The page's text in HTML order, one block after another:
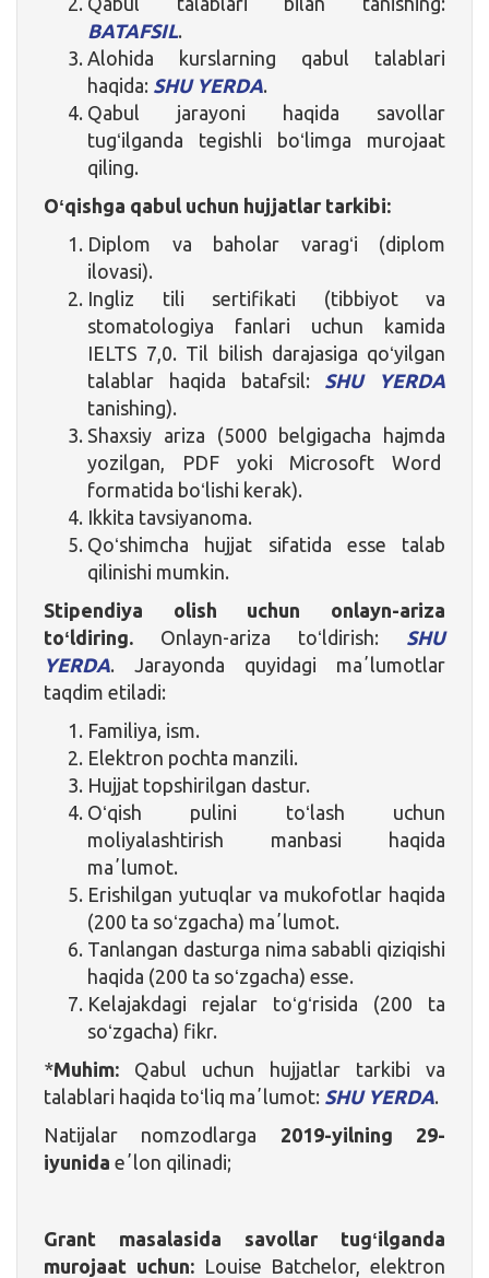
BATAFSIL.
Alohida kurslarning qabul talablari
haqida: SHU YERDA.
Qabul jarayoni haqida savollar
tugʻilganda tegishli boʻlimga murojaat
qiling.
Oʻqishga qabul uchun hujjatlar tarkibi:
Diplom va baholar varagʻi (diplom
ilovasi).
Ingliz tili sertifikati (tibbiyot va
stomatologiya fanlari uchun kamida
IELTS 7,0. Til bilish darajasiga qoʻyilgan
talablar haqida batafsil: SHU YERDA
tanishing).
Shaxsiy ariza (5000 belgigacha hajmda
yozilgan, PDF yoki Microsoft Word
formatida boʻlishi kerak).
Ikkita tavsiyanoma.
Qoʻshimcha hujjat sifatida esse talab
qilinishi mumkin.
Stipendiya olish uchun onlayn-ariza
toʻldiring. Onlayn-ariza toʻldirish: SHU
YERDA. Jarayonda quyidagi maʼlumotlar
taqdim etiladi:
Familiya, ism.
Elektron pochta manzili.
Hujjat topshirilgan dastur.
Oʻqish pulini toʻlash uchun
moliyalashtirish manbasi haqida
maʼlumot.
Erishilgan yutuqlar va mukofotlar haqida
(200 ta soʻzgacha) maʼlumot.
Tanlangan dasturga nima sababli qiziqishi
haqida (200 ta soʻzgacha) esse.
Kelajakdagi rejalar toʻgʻrisida (200 ta
soʻzgacha) fikr.
*Muhim: Qabul uchun hujjatlar tarkibi va
talablari haqida toʻliq maʼlumot: SHU YERDA.
Natijalar nomzodlarga 2019-yilning 29-
iyunida eʼlon qilinadi;
Grant masalasida savollar tugʻilganda
murojaat uchun: Louise Batchelor, elektron